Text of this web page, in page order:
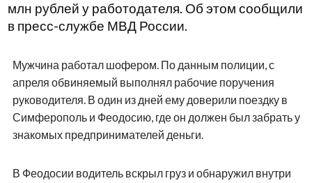
млн рублей у работодателя. Об этом сообщили
в пресс-службе МВД России.
Мужчина работал шофером. По данным полиции, с
апреля обвиняемый выполнял рабочие поручения
руководителя. В один из дней ему доверили поездку в
Симферополь и Феодосию, где он должен был забрать у
знакомых предпринимателей деньги.
В Феодосии водитель вскрыл груз и обнаружил внутри